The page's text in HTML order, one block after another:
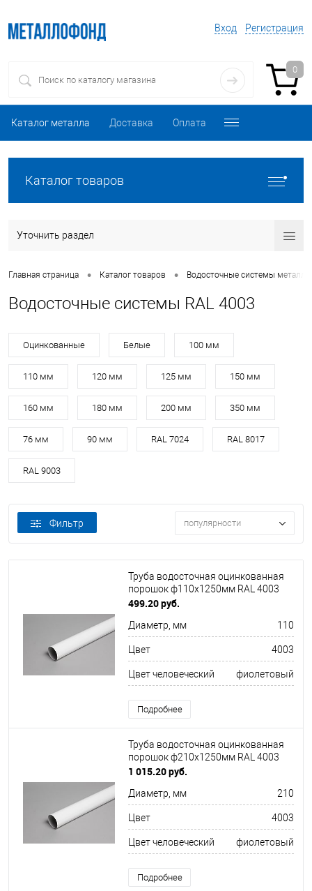
Вход Регистрация
0
Каталог металла Доставка Оплата
Каталог товаров
Уточнить раздел
Главная страница • Каталог товаров • Водосточные системы
Водосточные системы RAL 4003
Оцинкованные Белые 100 мм
110 мм 120 мм 125 мм 150 мм
160 мм 180 мм 200 мм 350 мм
76 мм 90 мм RAL 7024 RAL 8017
RAL 9003
Фильтр популярности
Труба водосточная оцинкованная
порошок ф110х1250мм RAL 4003
499.20 руб.
Диаметр, мм 110
Цвет 4003
Цвет человеческий фиолетовый
Подробнее
Труба водосточная оцинкованная
порошок ф210х1250мм RAL 4003
1 015.20 руб.
Диаметр, мм 210
Цвет 4003
Цвет человеческий фиолетовый
Подробнее